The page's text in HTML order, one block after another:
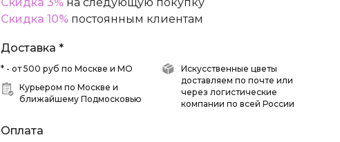
Скидка 10% постоянным клиентам
Доставка *
* - от 500 руб по Москве и МО
Курьером по Москве и
ближайшему Подмосковью
Искусственные цветы
доставляем по почте или
через логистические
компании по всей России
Оплата